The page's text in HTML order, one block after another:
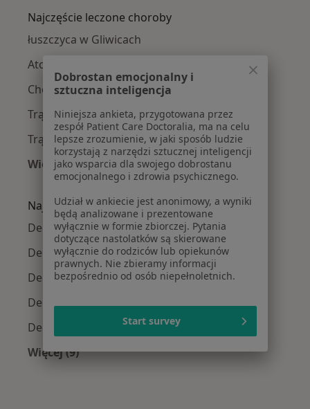
Najczęście leczone choroby
łuszczyca w Gliwicach
Atopowe zapalenie skóry w Gliwicach
Choroby skóry w Gliwicach
Trądzik różowaty w Gliwicach
Trądzik pospolity w Gliwicach
Więcej (15)
Więcej w kategorii: Najczęście leczone
Najpopularniejsze ubezpieczenia
Dermatolodzy z Enel-med w Gliwicach
Dermatolodzy z Allianz w Gliwicach
Dermatolodzy z PZU Zdrowie w Gliwicach
Dermatolodzy z POLMED w Gliwicach
Dermatolodzy z LUX MED w Gliwicach
Więcej (9)
Dobrostan emocjonalny i
sztuczna inteligencja
Niniejsza ankieta, przygotowana przez
zespół Patient Care Doctoralia, ma na celu
lepsze zrozumienie, w jaki sposób ludzie
korzystają z narzędzi sztucznej inteligencji
jako wsparcia dla swojego dobrostanu
emocjonalnego i zdrowia psychicznego.
Udział w ankiecie jest anonimowy, a wyniki
będą analizowane i prezentowane
wyłącznie w formie zbiorczej. Pytania
dotyczące nastolatków są skierowane
wyłącznie do rodziców lub opiekunów
prawnych. Nie zbieramy informacji
bezpośrednio od osób niepełnoletnich.
Start survey